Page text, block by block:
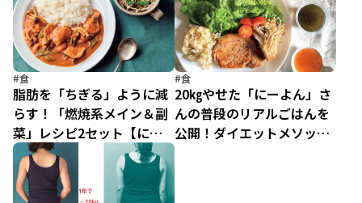
#食
脂肪を「ちぎる」ように減
らす！「燃焼系メイン＆副
菜」レシピ2セット【にー
よん式ダイエット・食事改
善編】
#食
20㎏やせた「にーよん」さ
んの普段のリアルごはんを
公開！ダイエットメソッド